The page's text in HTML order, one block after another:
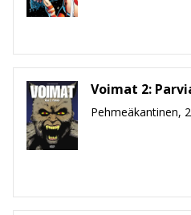
Voimat 2:
Pehmeäkantinen,